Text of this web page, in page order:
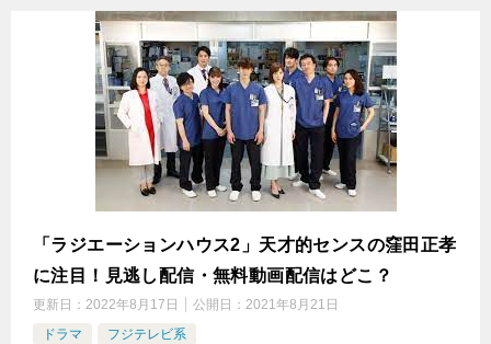
「ラジエーションハウス2」天才的センスの窪田正孝
に注目！見逃し配信・無料動画配信はどこ？
更新日： 2022年8月17日 公開日： 2021年8月21日
ドラマ
フジテレビ系